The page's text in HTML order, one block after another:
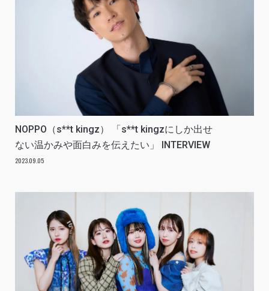
NOPPO（s**t kingz） 「s**t kingzにしか出せ
ない温かみや面白みを伝えたい」 INTERVIEW
2023.09.05